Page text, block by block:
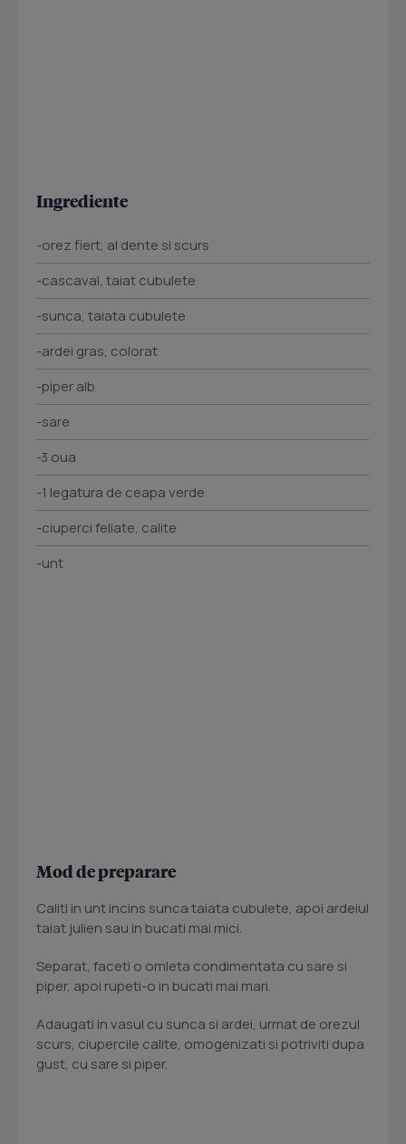
Ingrediente
-orez fiert, al dente si scurs
-cascaval, taiat cubulete
-sunca, taiata cubulete
-ardei gras, colorat
-piper alb
-sare
-3 oua
-1 legatura de ceapa verde
-ciuperci feliate, calite
-unt
Mod de preparare
Caliti in unt incins sunca taiata cubulete, apoi ardeiul
taiat julien sau in bucati mai mici.
Separat, faceti o omleta condimentata cu sare si
piper, apoi rupeti-o in bucati mai mari.
Adaugati in vasul cu sunca si ardei, urmat de orezul
scurs, ciupercile calite, omogenizati si potriviti dupa
gust, cu sare si piper.